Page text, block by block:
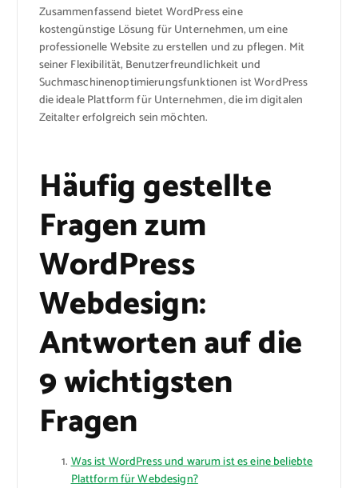
Zusammenfassend bietet WordPress eine
kostengünstige Lösung für Unternehmen, um eine
professionelle Website zu erstellen und zu pflegen. Mit
seiner Flexibilität, Benutzerfreundlichkeit und
Suchmaschinenoptimierungsfunktionen ist WordPress
die ideale Plattform für Unternehmen, die im digitalen
Zeitalter erfolgreich sein möchten.
Häufig gestellte
Fragen zum
WordPress
Webdesign:
Antworten auf die
9 wichtigsten
Fragen
Was ist WordPress und warum ist es eine beliebte
Plattform für Webdesign?